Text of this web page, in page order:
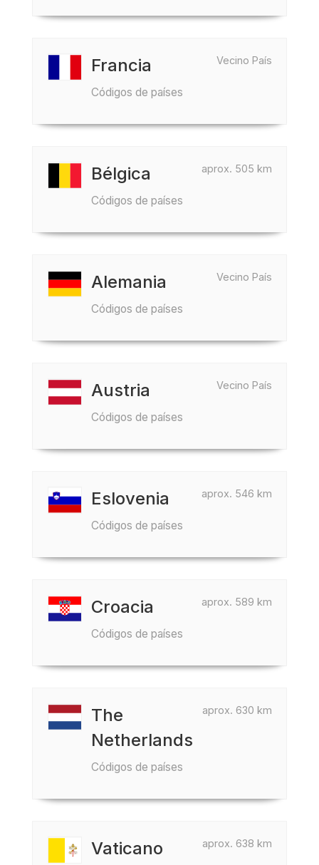
Vecino País
Francia
Códigos de países
aprox. 505 km
Bélgica
Códigos de países
Vecino País
Alemania
Códigos de países
Vecino País
Austria
Códigos de países
aprox. 546 km
Eslovenia
Códigos de países
aprox. 589 km
Croacia
Códigos de países
aprox. 630 km
The
Netherlands
Códigos de países
aprox. 638 km
Vaticano